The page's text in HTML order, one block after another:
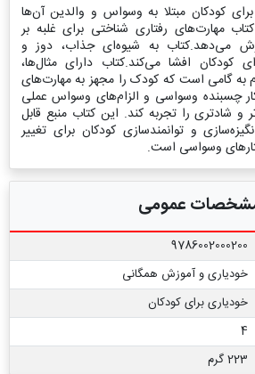
کودکان مبتلا به وسواس و والدین آن‌ها
مهارت‌های رفتاری شناختی برای غلبه بر
می‌دهد.کتاب به شیوه‌ای جذاب، دوز و
افشا می‌کند.کتاب دارای مثال‌ها،
به گامی است که کودک را مجهز به مهارت‌های
چسبنده وسواسی و الزام‌های وسواس عملی
و شادتری را تجربه کند. این کتاب منبع قابل
و توانمندسازی کودکان برای تغییر
وسواسی است.
عمومی
9786002000200
خودیاری و آموزش همگانی
خودیاری برای کودکان
4
223 گرم